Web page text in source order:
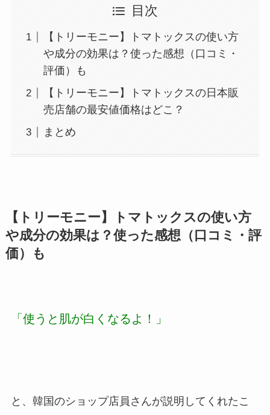
目次
【トリーモニー】トマトックスの使い方
や成分の効果は？使った感想（口コミ・
評価）も
【トリーモニー】トマトックスの日本販
売店舗の最安値価格はどこ？
まとめ
【トリーモニー】トマトックスの使い方
や成分の効果は？使った感想（口コミ・評
価）も
「使うと肌が白くなるよ！」
と、韓国のショップ店員さんが説明してくれたこ